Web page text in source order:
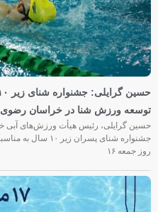
توسعه ورزش شنا در خراسان
حسین گرایلی، رئیس هیأت ورزش‌های آبی
جشنواره شنای پسران
روز جمعه‌ ۱۶